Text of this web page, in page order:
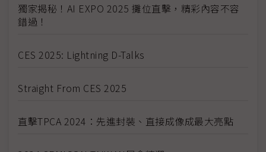
獨家揭秘！AI EXPO 2025 攤位直擊，精彩內容不容
錯過！
CES 2025: Lightning D-Talks
Straight From CES 2025
直擊TPCA 2024：先進封裝、直接成像成最大亮點